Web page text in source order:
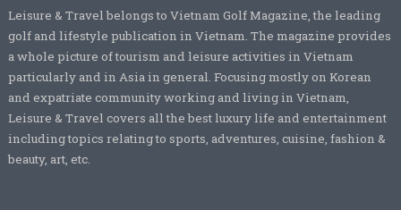
Leisure & Travel belongs to Vietnam Golf Magazine, the leading
golf and lifestyle publication in Vietnam. The magazine provides
a whole picture of tourism and leisure activities in Vietnam
particularly and in Asia in general. Focusing mostly on Korean
and expatriate community working and living in Vietnam,
Leisure & Travel covers all the best luxury life and entertainment
including topics relating to sports, adventures, cuisine, fashion &
beauty, art, etc.